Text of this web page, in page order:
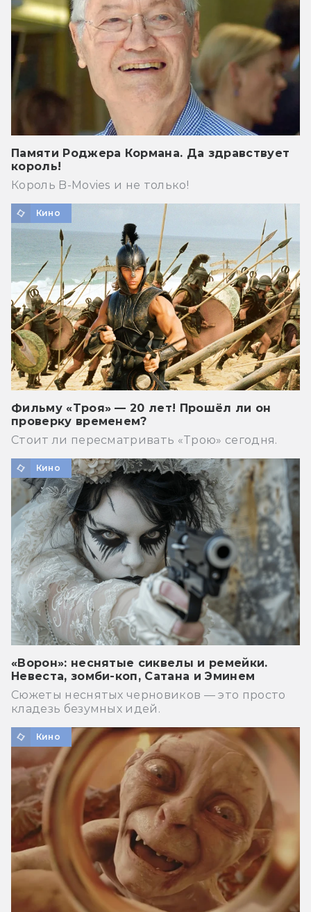
Памяти Роджера Кормана. Да здравствует
король!
Король B-Movies и не только!
Кино
Фильму «Троя» — 20 лет! Прошёл ли он
проверку временем?
Стоит ли пересматривать «Трою» сегодня.
Кино
«Ворон»: неснятые сиквелы и ремейки.
Невеста, зомби-коп, Сатана и Эминем
Сюжеты неснятых черновиков — это просто
кладезь безумных идей.
Кино